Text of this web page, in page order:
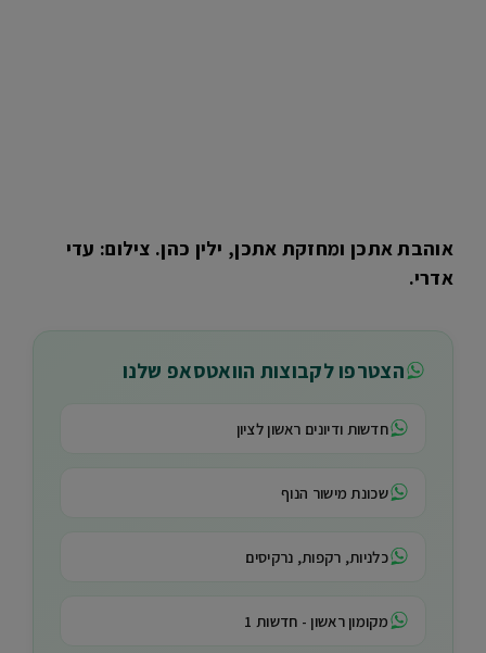
אוהבת אתכן ומחזקת אתכן, ילין כהן. צילום: עדי
אדרי.
הצטרפו לקבוצות הוואטסאפ שלנו
חדשות ודיונים ראשון לציון
שכונת מישור הנוף
כלניות, רקפות, נרקיסים
מקומון ראשון - חדשות 1